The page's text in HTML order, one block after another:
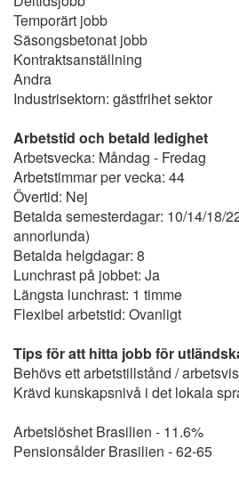
Temporärt jobb
Säsongsbetonat jobb
Kontraktsanställning
Andra
Industrisektorn: gästfrihet sektor
Arbetstid och betald ledighet
Arbetsvecka: Måndag - Fredag
Arbetstimmar per vecka: 44
Övertid: Nej
Betalda semesterdagar: 10/14/18/
annorlunda)
Betalda helgdagar: 8
Lunchrast på jobbet: Ja
Längsta lunchrast: 1 timme
Flexibel arbetstid: Ovanligt
Tips för att hitta jobb för
Behövs ett arbetstillstånd /
Krävd kunskapsnivå i det lokala
Arbetslöshet Brasilien - 11.6%
Pensionsålder Brasilien - 62-65